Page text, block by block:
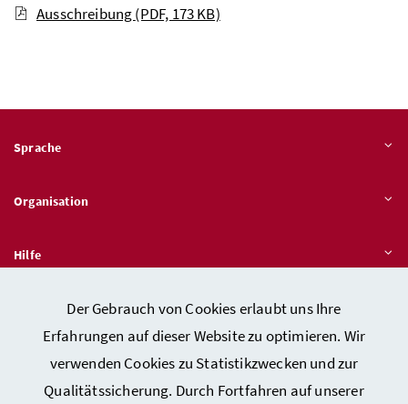
Der Gebrauch von Cookies erlaubt uns Ihre
Erfahrungen auf dieser Website zu optimieren. Wir
verwenden Cookies zu Statistikzwecken und zur
Qualitätssicherung. Durch Fortfahren auf unserer
Ausschreibung(PDF, 173 KB)
Sprache
Organisation
Hilfe
Quicklinks